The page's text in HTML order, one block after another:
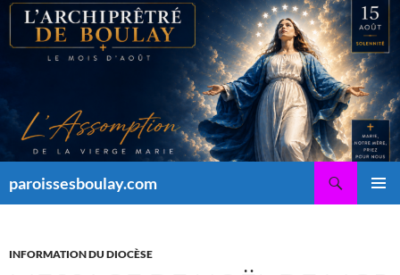
Aller
contenu
paroissesboulay.com
INFORMATION DU DIOCÈSE